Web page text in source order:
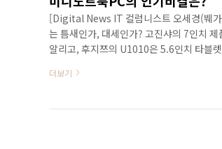
[Digital News IT 컬럼니스트 오세경(붸가
는 틈새인가, 대세인가? 고진샤의 7인치
알리고, 후지쯔의 U1010은 5.6인치 타블
드높였다. ASUS의 보급형 'EeePC'는 미
시하고 있다. HP에서 출시한 HP2133
더보기